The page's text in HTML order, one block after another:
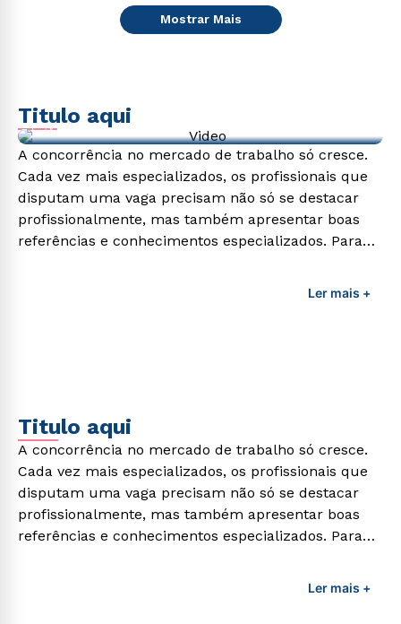
Mostrar Mais
Titulo aqui
Video de exemplo
A concorrência no mercado de trabalho só cresce.
Cada vez mais especializados, os profissionais que
disputam uma vaga precisam não só se destacar
profissionalmente, mas também apresentar boas
referências e conhecimentos especializados. Para
profissionais da área é preciso garantir uma
Ler mais +
Titulo aqui
A concorrência no mercado de trabalho só cresce.
Cada vez mais especializados, os profissionais que
disputam uma vaga precisam não só se destacar
profissionalmente, mas também apresentar boas
referências e conhecimentos especializados. Para
profissionais da área é preciso garantir uma
Ler mais +